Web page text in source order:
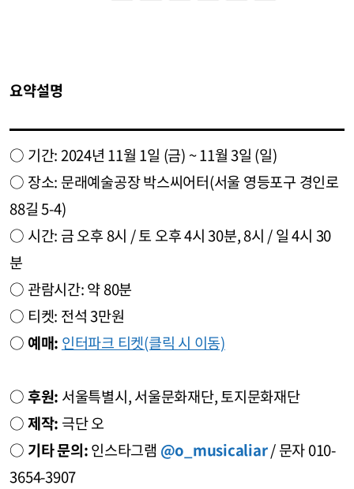
요약설명
○ 기간: 2024년 11월 1일 (금) ~ 11월 3일 (일)
○ 장소: 문래예술공장 박스씨어터(서울 영등포구 경인로
88길 5-4)
○ 시간: 금 오후 8시 / 토 오후 4시 30분, 8시 / 일 4시 30
분
○ 관람시간: 약 80분
○ 티켓: 전석 3만원
○ 예매: 인터파크 티켓(클릭 시 이동)
○후원: 서울특별시, 서울문화재단, 토지문화재단
○제작: 극단 오
○ 기타 문의:인스타그램 @o_musicaliar/ 문자 010-
3654-3907